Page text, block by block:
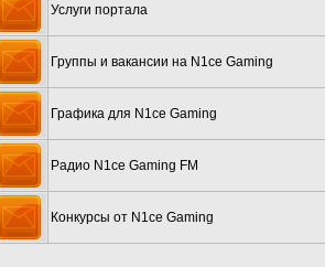
Услуги портала
Группы и вакансии на N1ce Gaming
Графика для N1ce Gaming
Радио N1ce Gaming FM
Конкурсы от N1ce Gaming